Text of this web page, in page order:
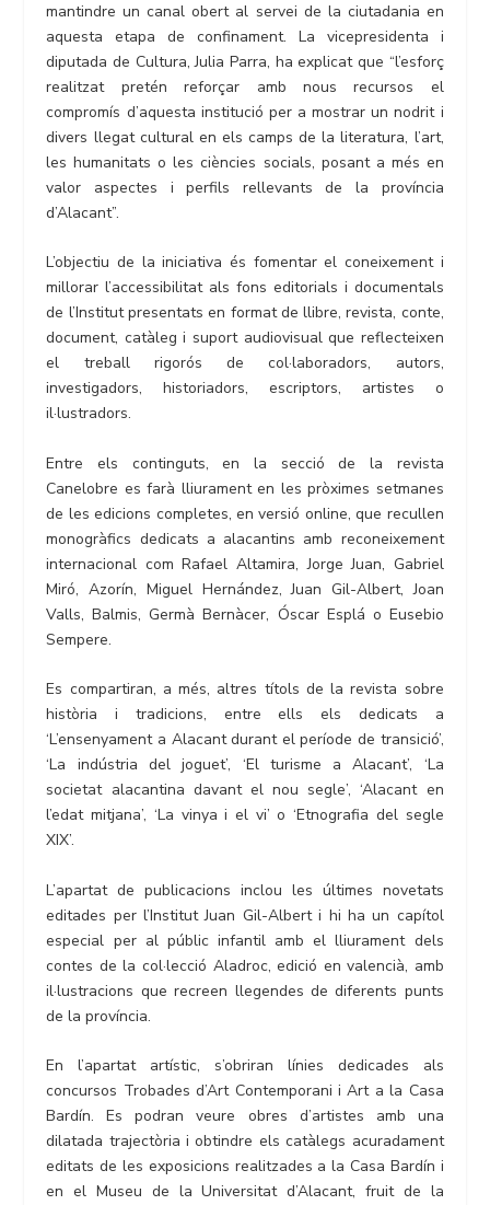
mantindre un canal obert al servei de la ciutadania en
aquesta etapa de confinament. La vicepresidenta i
diputada de Cultura, Julia Parra, ha explicat que “l’esforç
realitzat pretén reforçar amb nous recursos el
compromís d’aquesta institució per a mostrar un nodrit i
divers llegat cultural en els camps de la literatura, l’art,
les humanitats o les ciències socials, posant a més en
valor aspectes i perfils rellevants de la província
d’Alacant”.
L’objectiu de la iniciativa és fomentar el coneixement i
millorar l’accessibilitat als fons editorials i documentals
de l’Institut presentats en format de llibre, revista, conte,
document, catàleg i suport audiovisual que reflecteixen
el treball rigorós de col·laboradors, autors,
investigadors, historiadors, escriptors, artistes o
il·lustradors.
Entre els continguts, en la secció de la revista
Canelobre es farà lliurament en les pròximes setmanes
de les edicions completes, en versió online, que recullen
monogràfics dedicats a alacantins amb reconeixement
internacional com Rafael Altamira, Jorge Juan, Gabriel
Miró, Azorín, Miguel Hernández, Juan Gil-Albert, Joan
Valls, Balmis, Germà Bernàcer, Óscar Esplá o Eusebio
Sempere.
Es compartiran, a més, altres títols de la revista sobre
història i tradicions, entre ells els dedicats a
‘L’ensenyament a Alacant durant el període de transició’,
‘La indústria del joguet’, ‘El turisme a Alacant’, ‘La
societat alacantina davant el nou segle’, ‘Alacant en
l’edat mitjana’, ‘La vinya i el vi’ o ‘Etnografia del segle
XIX’.
L’apartat de publicacions inclou les últimes novetats
editades per l’Institut Juan Gil-Albert i hi ha un capítol
especial per al públic infantil amb el lliurament dels
contes de la col·lecció Aladroc, edició en valencià, amb
il·lustracions que recreen llegendes de diferents punts
de la província.
En l’apartat artístic, s’obriran línies dedicades als
concursos Trobades d’Art Contemporani i Art a la Casa
Bardín. Es podran veure obres d’artistes amb una
dilatada trajectòria i obtindre els catàlegs acuradament
editats de les exposicions realitzades a la Casa Bardín i
en el Museu de la Universitat d’Alacant, fruit de la